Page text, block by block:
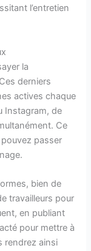
l’entretien
la
derniers
actives chaque
Instagram, de
Ce
passer
bien de
travailleurs pour
en publiant
pour mettre à
rendrez ainsi